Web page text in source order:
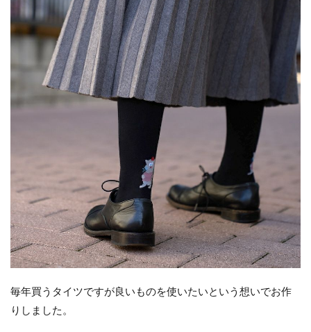
毎年買うタイツですが良いものを使いたいという想いでお作
りしました。